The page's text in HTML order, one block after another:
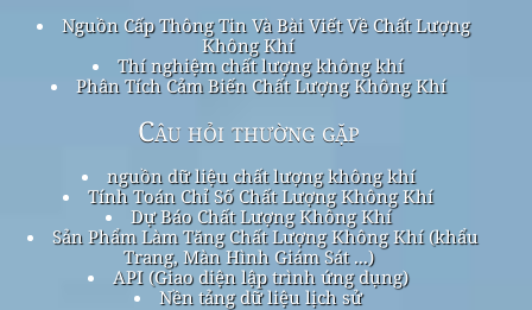
Nguồn Cấp Thông Tin Và Bài Viết Về Chất Lượng
Không Khí
Thí nghiệm chất lượng không khí
Phân Tích Cảm Biến Chất Lượng Không Khí
Câu hỏi thường gặp
nguồn dữ liệu chất lượng không khí
Tính Toán Chỉ Số Chất Lượng Không Khí
Dự Báo Chất Lượng Không Khí
Sản Phẩm Làm Tăng Chất Lượng Không Khí (khẩu
Trang, Màn Hình Giám Sát ...)
API (Giao diện lập trình ứng dụng)
Nền tảng dữ liệu lịch sử